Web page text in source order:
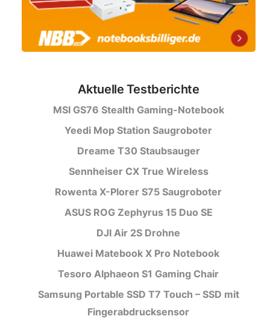
Aktuelle Testberichte
MSI GS76 Stealth Gaming-Notebook
Yeedi Mop Station Saugroboter
Dreame T30 Staubsauger
Sennheiser CX True Wireless
Rowenta X-Plorer S75 Saugroboter
ASUS ROG Zephyrus 15 Duo SE
DJI Air 2S Drohne
Huawei Matebook X Pro Notebook
Tesoro Alphaeon S1 Gaming Chair
Samsung Portable SSD T7 Touch – SSD mit
Fingerabdrucksensor